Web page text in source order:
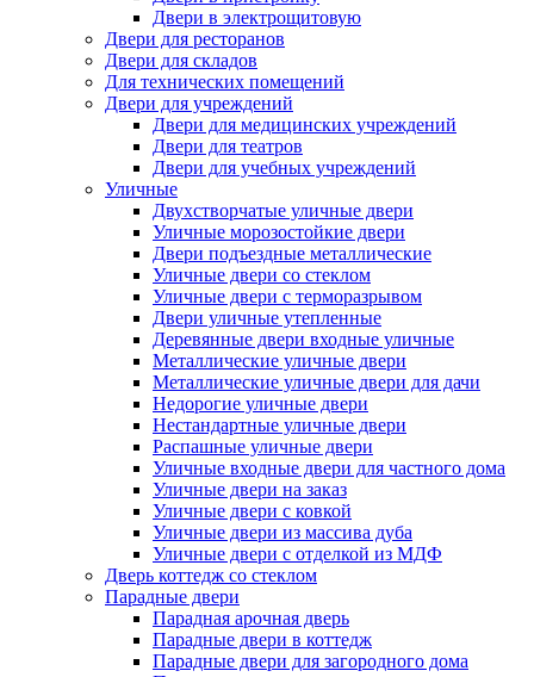
Двери в электрощитовую
Двери для ресторанов
Двери для складов
Для технических помещений
Двери для учреждений
Двери для медицинских учреждений
Двери для театров
Двери для учебных учреждений
Уличные
Двухстворчатые уличные двери
Уличные морозостойкие двери
Двери подъездные металлические
Уличные двери со стеклом
Уличные двери с терморазрывом
Двери уличные утепленные
Деревянные двери входные уличные
Металлические уличные двери
Металлические уличные двери для дачи
Недорогие уличные двери
Нестандартные уличные двери
Распашные уличные двери
Уличные входные двери для частного дома
Уличные двери на заказ
Уличные двери с ковкой
Уличные двери из массива дуба
Уличные двери с отделкой из МДФ
Дверь коттедж со стеклом
Парадные двери
Парадная арочная дверь
Парадные двери в коттедж
Парадные двери для загородного дома